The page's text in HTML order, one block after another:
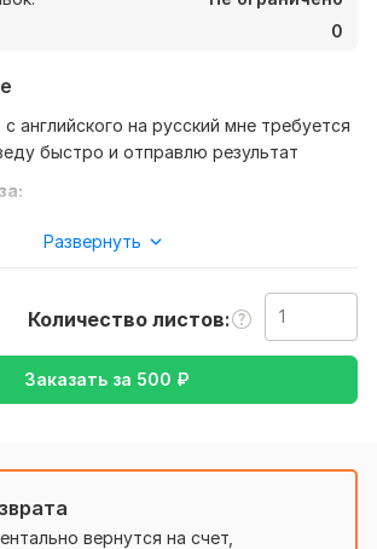
0
английского на русский мне требуется
быстро и отправлю результат
авто пишите Я отвечу сразу надеюсь
и мото,Интернет и технологии,
Развернуть
Количество листов
Заказать за 500 ₽
вернутся на счет,